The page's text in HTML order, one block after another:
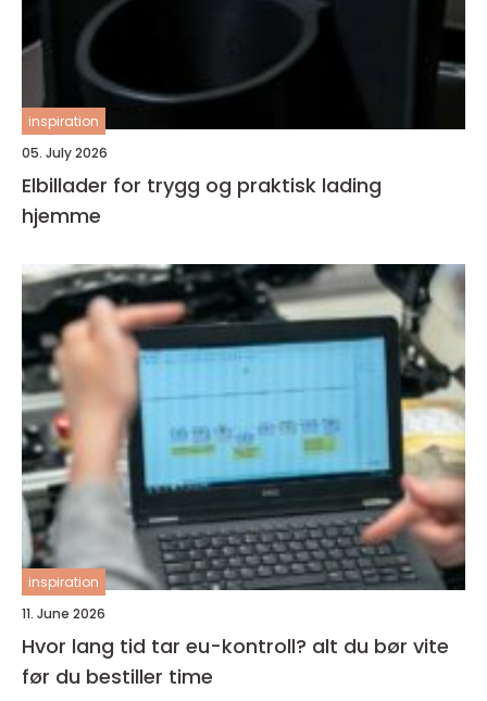
inspiration
05. July 2026
Elbillader for trygg og praktisk lading
hjemme
inspiration
11. June 2026
Hvor lang tid tar eu-kontroll? alt du bør vite
før du bestiller time